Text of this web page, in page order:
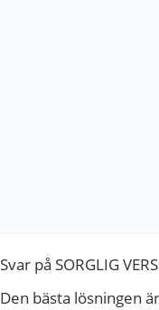
Svar på SORGLIG
Den bästa lösningen